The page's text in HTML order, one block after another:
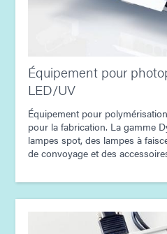
Équipement pour
LED/UV
Équipement pour
pour la fabrication. La gamme
lampes spot, des lampes à
de convoyage et des